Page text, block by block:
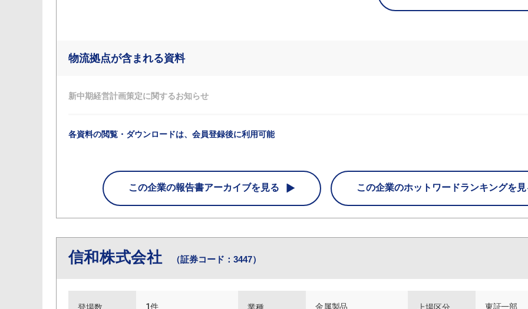
物流拠点が含まれる資料
新中期経営計画策定に関するお知らせ
各資料の閲覧・ダウンロードは、会員登録後に利用可能
この企業の報告書アーカイブを見る この企業のホットワードランキングを見
信和株式会社 （証券コード：3447）
登場数 1件 業種 金属製品 上場区分 東証一部